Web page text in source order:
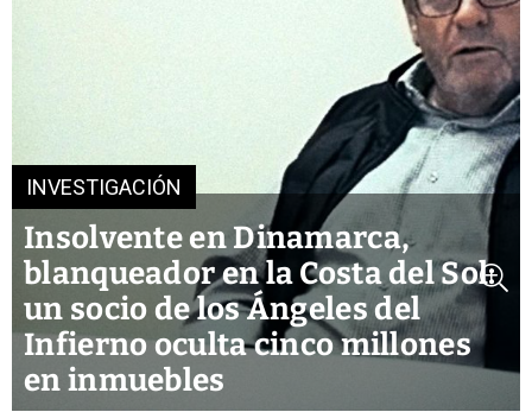
INVESTIGACIÓN
Insolvente en Dinamarca,
blanqueador en la Costa del Sol:
un socio de los Ángeles del
Infierno oculta cinco millones
en inmuebles